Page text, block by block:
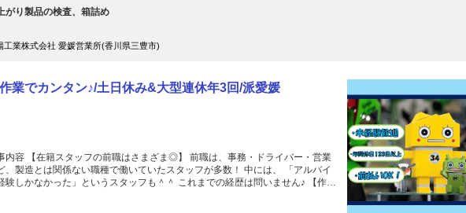
がり製品の検査、箱詰め
工業株式会社 愛媛営業所(香川県三豊市)
業でカンタン♪/土日休み&大型連休年3回/派愛媛
内容 【在籍スタッフの前職はさまざま◎】 前職は、事務・ドライバー・営業
、製造とは関係ない職種で働いていたスタッフが多数！ 中には、 「アルバイ
験しかなかった」というスタッフも＾＾ これまでの経歴は問いません♪ 【作業